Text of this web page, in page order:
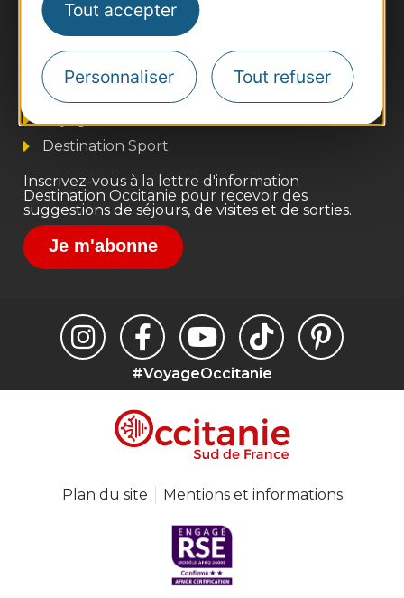
Tout accepter
Personnaliser Tout refuser
Thermalisme
Business/Mice
Pros d'Occitanie
Site presse et d'influence
Voyagistes
Destination Sport
Inscrivez-vous à la lettre d'information
Destination Occitanie pour recevoir des
suggestions de séjours, de visites et de sorties.
Je m'abonne
#VoyageOccitanie
Plan du site Mentions et informations